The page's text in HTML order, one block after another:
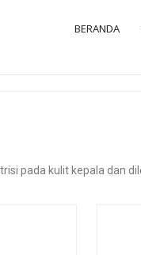
BERANDA
pada kulit kepala dan